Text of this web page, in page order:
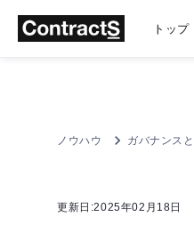
トップ
ノウハウ ガバナンス
更新日:2025年02月18日